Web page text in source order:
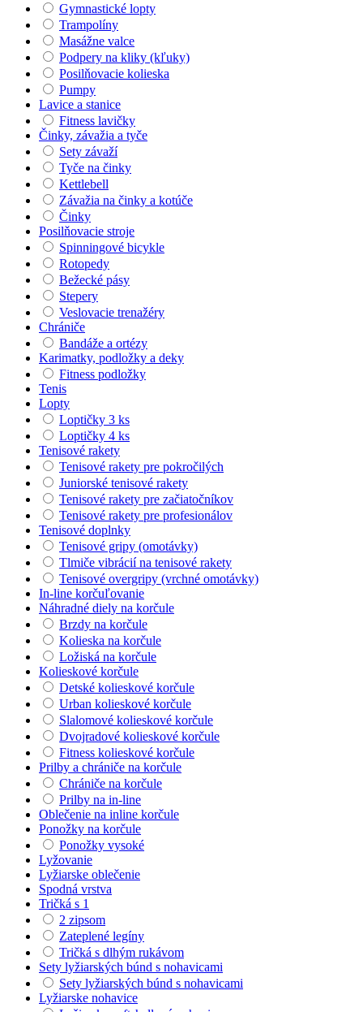
Gymnastické lopty
Trampolíny
Masážne valce
Podpery na kliky (kľuky)
Posilňovacie kolieska
Pumpy
Lavice a stanice
Fitness lavičky
Činky, závažia a tyče
Sety závaží
Tyče na činky
Kettlebell
Závažia na činky a kotúče
Činky
Posilňovacie stroje
Spinningové bicykle
Rotopedy
Bežecké pásy
Stepery
Veslovacie trenažéry
Chrániče
Bandáže a ortézy
Karimatky, podložky a deky
Fitness podložky
Tenis
Lopty
Loptičky 3 ks
Loptičky 4 ks
Tenisové rakety
Tenisové rakety pre pokročilých
Juniorské tenisové rakety
Tenisové rakety pre začiatočníkov
Tenisové rakety pre profesionálov
Tenisové doplnky
Tenisové gripy (omotávky)
Tlmiče vibrácií na tenisové rakety
Tenisové overgripy (vrchné omotávky)
In-line korčuľovanie
Náhradné diely na korčule
Brzdy na korčule
Kolieska na korčule
Ložiská na korčule
Kolieskové korčule
Detské kolieskové korčule
Urban kolieskové korčule
Slalomové kolieskové korčule
Dvojradové kolieskové korčule
Fitness kolieskové korčule
Prilby a chrániče na korčule
Chrániče na korčule
Prilby na in-line
Oblečenie na inline korčule
Ponožky na korčule
Ponožky vysoké
Lyžovanie
Lyžiarske oblečenie
Spodná vrstva
Tričká s 1
2 zipsom
Zateplené legíny
Tričká s dlhým rukávom
Sety lyžiarských búnd s nohavicami
Sety lyžiarských búnd s nohavicami
Lyžiarske nohavice